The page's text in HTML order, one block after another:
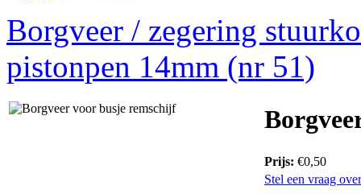
Borgveer / zegering
pistonpen 14mm (nr 51)
Prijs: €0,50
Stel een vraag